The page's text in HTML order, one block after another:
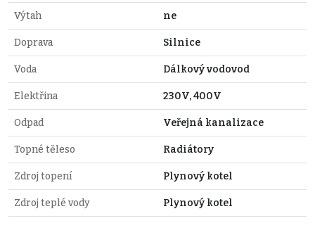
Výtah ne
Doprava Silnice
Voda Dálkový vodovod
Elektřina 230V, 400V
Odpad Veřejná kanalizace
Topné těleso Radiátory
Zdroj topení Plynový kotel
Zdroj teplé vody Plynový kotel